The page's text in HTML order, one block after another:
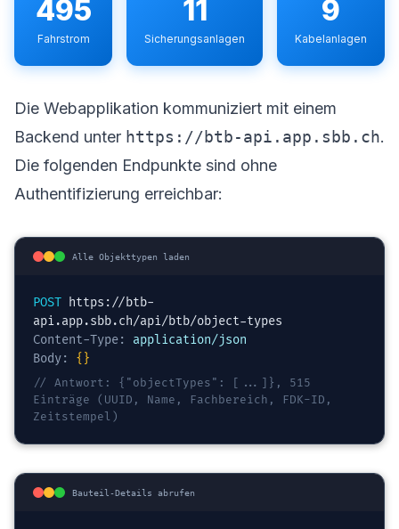
495
Fahrstrom
11
Sicherungsanlagen
9
Kabelanlagen
Die Webapplikation kommuniziert mit einem
Backend unter https://btb-api.app.sbb.ch.
Die folgenden Endpunkte sind ohne
Authentifizierung erreichbar:
Alle Objekttypen laden
POST https://btb-
api.app.sbb.ch/api/btb/object-types
Content-Type:
application/json
Body:
{}
// Antwort: {"objectTypes": [...]}, 515
Einträge (UUID, Name, Fachbereich, FDK-ID,
Zeitstempel)
Bauteil-Details abrufen